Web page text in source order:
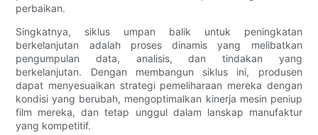
perbaikan.
Singkatnya, siklus umpan balik untuk peningkatan
berkelanjutan adalah proses dinamis yang melibatkan
pengumpulan data, analisis, dan tindakan yang
berkelanjutan. Dengan membangun siklus ini, produsen
dapat menyesuaikan strategi pemeliharaan mereka dengan
kondisi yang berubah, mengoptimalkan kinerja mesin peniup
film mereka, dan tetap unggul dalam lanskap manufaktur
yang kompetitif.